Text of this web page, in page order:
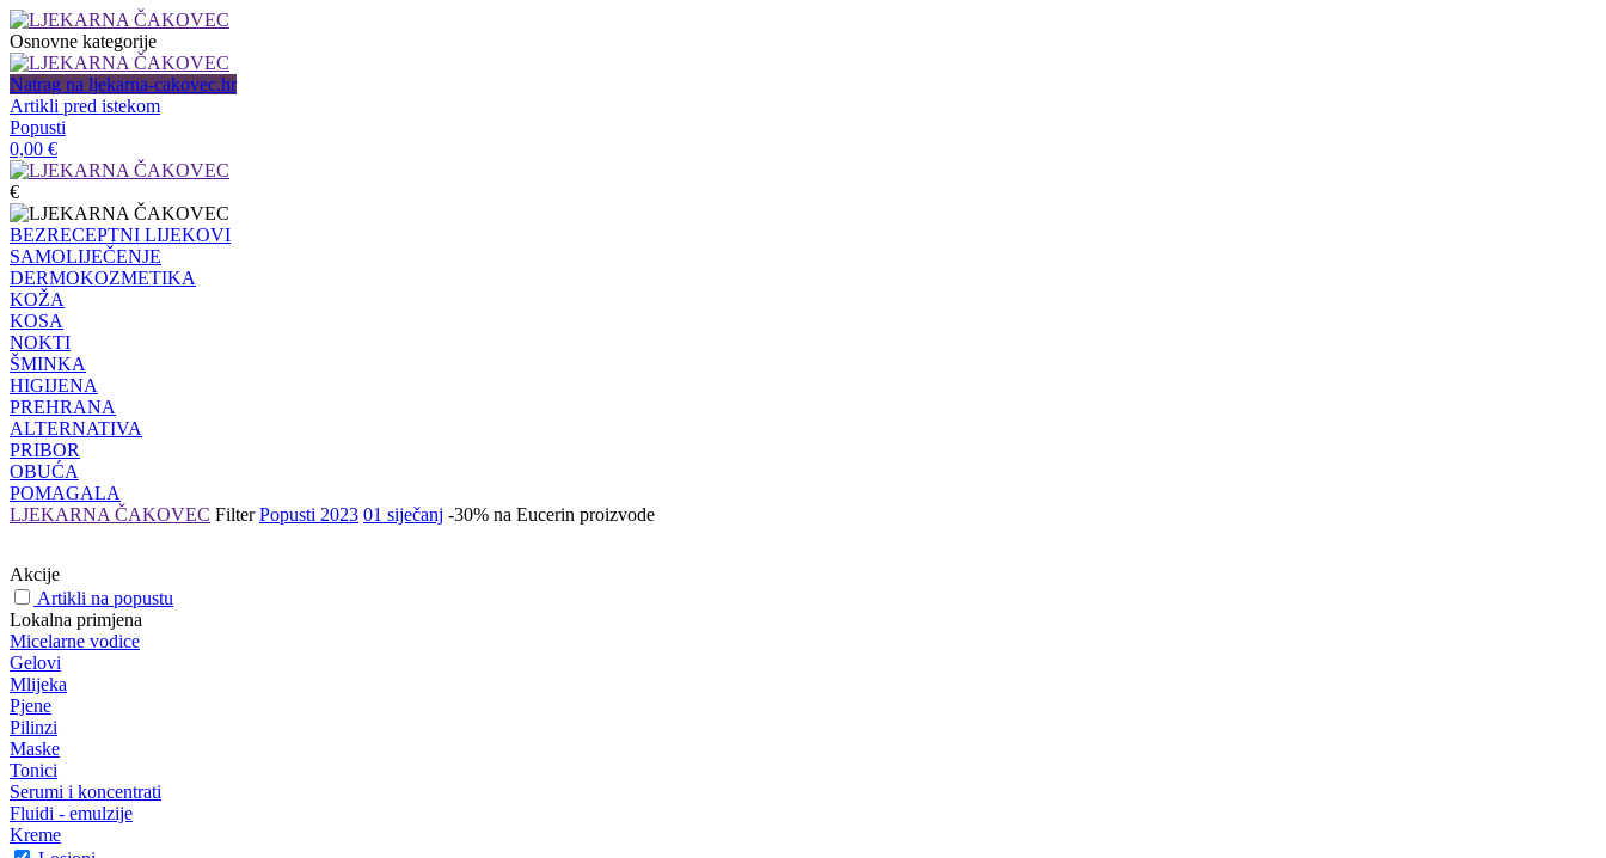
Osnovne kategorije
Natrag na ljekarna-cakovec.hr
Artikli pred istekom
Popusti
0,00 €
€
BEZRECEPTNI LIJEKOVI
SAMOLIJEČENJE
DERMOKOZMETIKA
KOŽA
KOSA
NOKTI
ŠMINKA
HIGIJENA
PREHRANA
ALTERNATIVA
PRIBOR
OBUĆA
POMAGALA
LJEKARNA ČAKOVEC Filter Popusti 2023 01 siječanj -30% na Eucerin proizvode
Akcije
Artikli na popustu
Lokalna primjena
Micelarne vodice
Gelovi
Mlijeka
Pjene
Pilinzi
Maske
Tonici
Serumi i koncentrati
Fluidi - emulzije
Kreme